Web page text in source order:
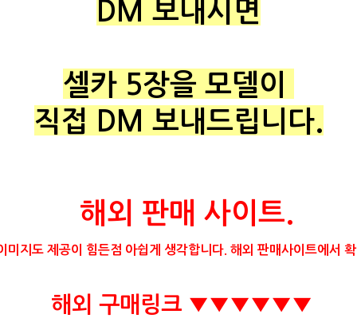
DM 보내시면
셀카 5장을 모델이
직접 DM 보내드립니다.
해외 판매 사이트.
지도 제공이 힘든점 아쉽게 생각합니다. 해외 판매사이트에서 확
해외 구매링크 ▼▼▼▼▼▼